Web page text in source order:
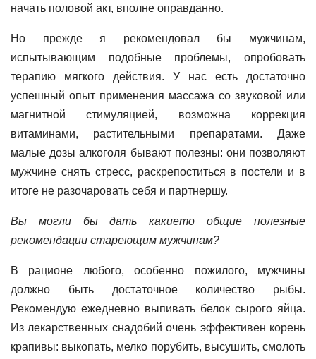
начать половой акт, вполне оправданно.
Но прежде я рекомендовал бы мужчинам,
испытывающим подобные проблемы, опробовать
терапию мягкого действия. У нас есть достаточно
успешный опыт применения массажа со звуковой или
магнитной стимуляцией, возможна коррекция
витаминами, растительными препаратами. Даже
малые дозы алкоголя бывают полезны: они позволяют
мужчине снять стресс, раскрепоститься в постели и в
итоге не разочаровать себя и партнершу.
Вы могли бы дать какието общие полезные
рекомендации стареющим мужчинам?
В рационе любого, особенно пожилого, мужчины
должно быть достаточное количество рыбы.
Рекомендую ежедневно выпивать белок сырого яйца.
Из лекарственных снадобий очень эффективен корень
крапивы: выкопать, мелко порубить, высушить, смолоть